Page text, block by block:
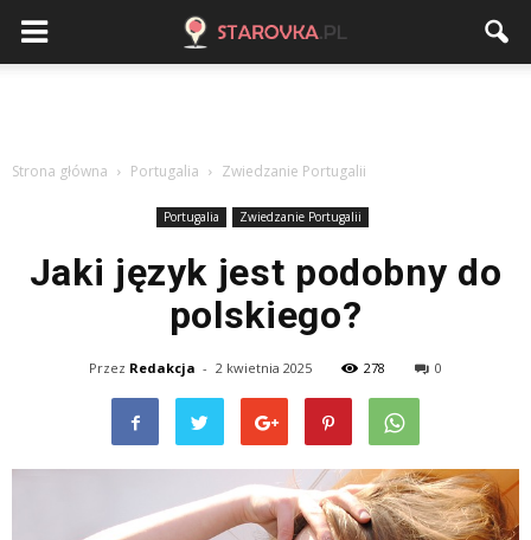
Strona główna Portugalia Zwiedzanie Portugalii
Portugalia Zwiedzanie Portugalii
Jaki język jest podobny do
polskiego?
Przez Redakcja - 2 kwietnia 2025 278 0